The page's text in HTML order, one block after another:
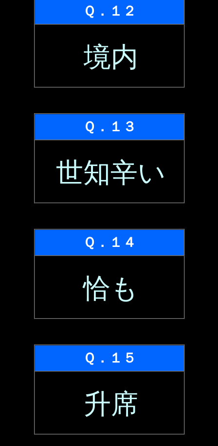
Ｑ．１２
境内
Ｑ．１３
世知辛い
Ｑ．１４
恰も
Ｑ．１５
升席